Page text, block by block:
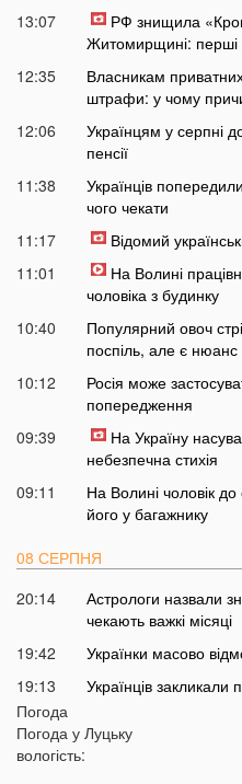
13:07
РФ знищила
Житомирщині: перші
12:35
Власникам
штрафи: у чому
12:06
Українцям у серпні
пенсії
11:38
Українців
чого чекати
11:17
Відомий
11:01
На Волині
чоловіка з будинку
10:40
Популярний овоч
поспіль, але є нюанс
10:12
Росія може
попередження
09:39
На Україну
небезпечна стихія
09:11
На Волині чоловік
його у багажнику
08 СЕРПНЯ
20:14
Астрологи назвали
чекають важкі місяці
19:42
Українки масово
19:13
Українців
18:41
Мороз чи аномальне
Погода
Погода у Луцьку
вологість: